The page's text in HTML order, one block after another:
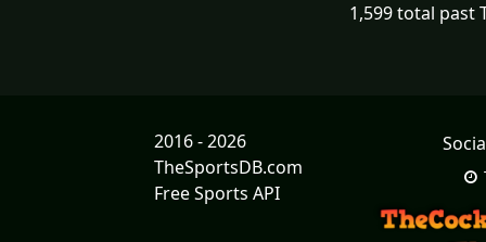
1,599 total past
2016 - 2026
TheSportsDB.com
Free Sports API